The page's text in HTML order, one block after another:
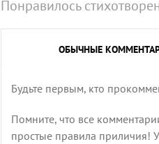
Понравилось
ОБЫЧНЫЕ
Будьте первым, кто
Помните, что все
простые правила приличия!